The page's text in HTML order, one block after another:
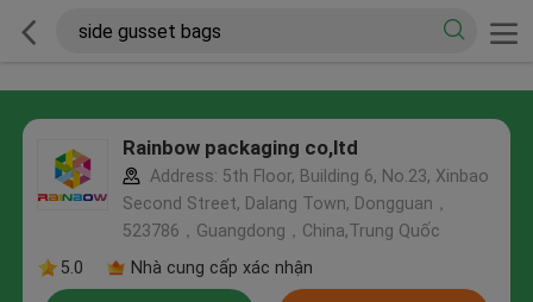
Rainbow packaging co,ltd
Address: 5th Floor, Building 6, No.23, Xinbao
Second Street, Dalang Town, Dongguan，
523786，Guangdong，China,Trung Quốc
5.0
Nhà cung cấp xác nhận